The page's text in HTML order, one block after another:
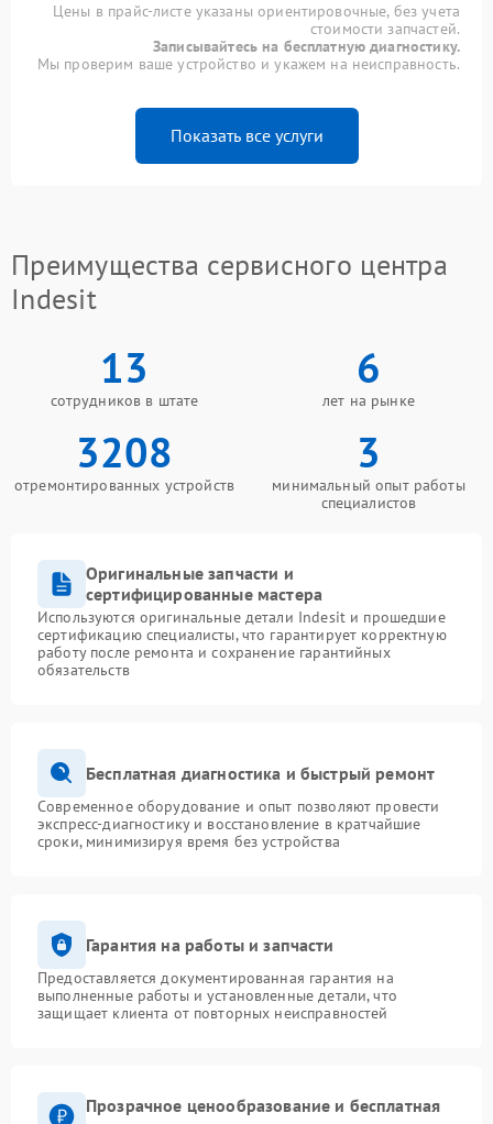
Цены в прайс-листе указаны ориентировочные, без учета
стоимости запчастей.
Записывайтесь на бесплатную диагностику.
Мы проверим ваше устройство и укажем на неисправность.
Показать все услуги
Преимущества сервисного центра
Indesit
13
сотрудников в штате
6
лет на рынке
3208
отремонтированных устройств
3
минимальный опыт работы
специалистов
Оригинальные запчасти и
сертифицированные мастера
Используются оригинальные детали Indesit и прошедшие
сертификацию специалисты, что гарантирует корректную
работу после ремонта и сохранение гарантийных
обязательств
Бесплатная диагностика и быстрый ремонт
Современное оборудование и опыт позволяют провести
экспресс-диагностику и восстановление в кратчайшие
сроки, минимизируя время без устройства
Гарантия на работы и запчасти
Предоставляется документированная гарантия на
выполненные работы и установленные детали, что
защищает клиента от повторных неисправностей
Прозрачное ценообразование и бесплатная